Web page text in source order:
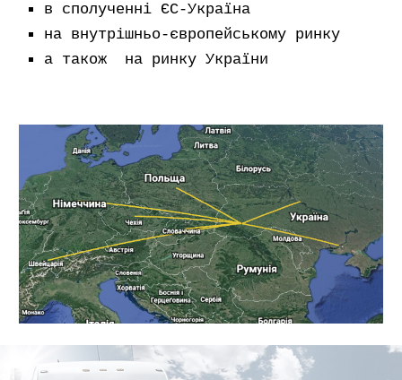
в сполученні ЄС-Україна
на внутрішньо-європейському ринку
а також на ринку України